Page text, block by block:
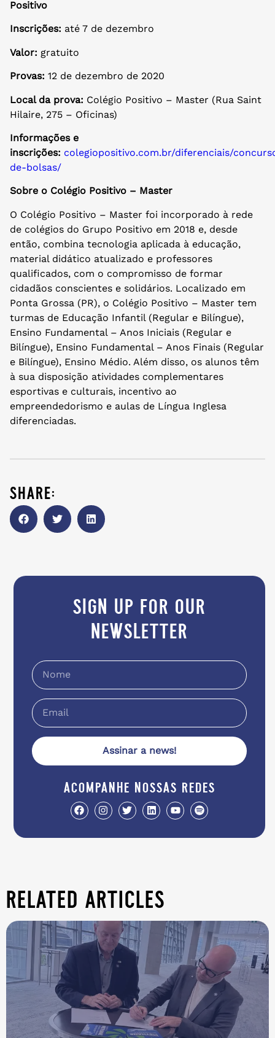
Positivo
Inscrições: até 7 de dezembro
Valor: gratuito
Provas: 12 de dezembro de 2020
Local da prova: Colégio Positivo – Master (Rua Saint
Hilaire, 275 – Oficinas)
Informações e
inscrições: colegiopositivo.com.br/diferenciais/
de-bolsas/
Sobre o Colégio Positivo – Master
O Colégio Positivo – Master foi incorporado à rede
de colégios do Grupo Positivo em 2018 e, desde
então, combina tecnologia aplicada à educação,
material didático atualizado e professores
qualificados, com o compromisso de formar
cidadãos conscientes e solidários. Localizado em
Ponta Grossa (PR), o Colégio Positivo – Master tem
turmas de Educação Infantil (Regular e Bilíngue),
Ensino Fundamental – Anos Iniciais (Regular e
Bilíngue), Ensino Fundamental – Anos Finais (Regular
e Bilíngue), Ensino Médio. Além disso, os alunos têm
à sua disposição atividades complementares
esportivas e culturais, incentivo ao
empreendedorismo e aulas de Língua Inglesa
diferenciadas.
share:
sign up for our
newsletter
Assinar a news!
acompanhe nossas redes
related articles